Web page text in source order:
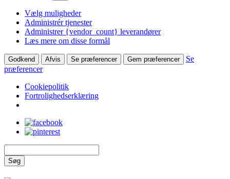
Vælg muligheder
Administrér tjenester
Administrer {vendor_count} leverandører
Læs mere om disse formål
Godkend Afvis Se præferencer Gem præferencer
Se
præferencer
Cookiepolitik
Fortrolighedserklæring
Søg